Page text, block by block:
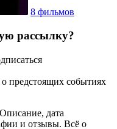
8 фильмов
рассылку?
предстоящих событиях
дата
и отзывы. Всё о